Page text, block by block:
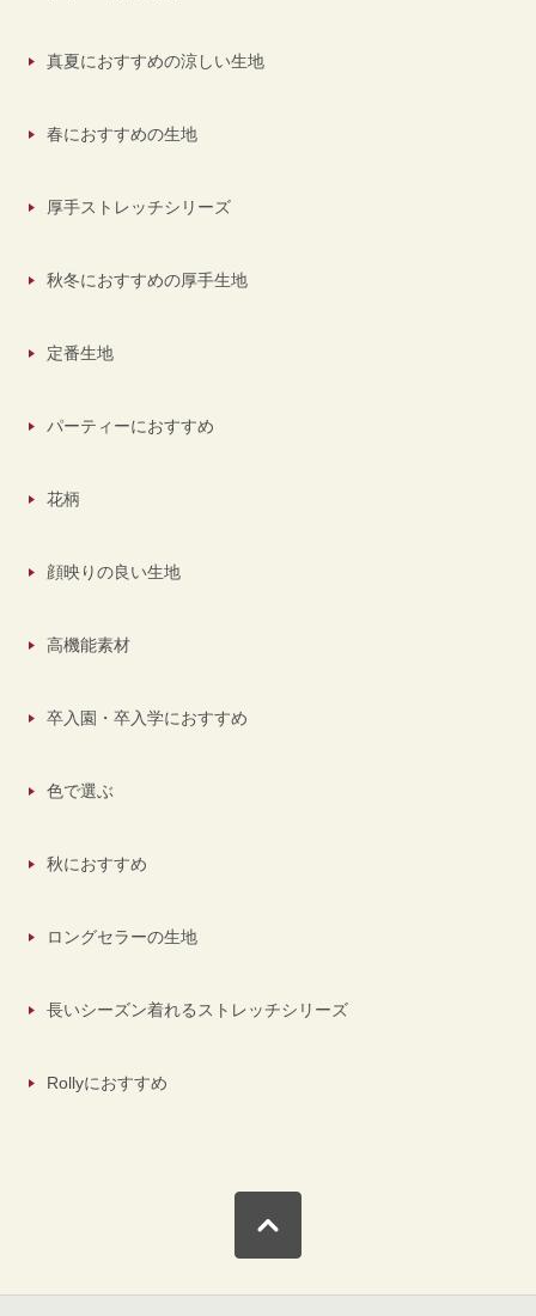
真夏におすすめの涼しい生地
春におすすめの生地
厚手ストレッチシリーズ
秋冬におすすめの厚手生地
定番生地
パーティーにおすすめ
花柄
顔映りの良い生地
高機能素材
卒入園・卒入学におすすめ
色で選ぶ
秋におすすめ
ロングセラーの生地
長いシーズン着れるストレッチシリーズ
Rollyにおすすめ